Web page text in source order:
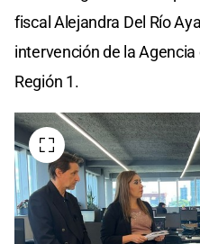
fiscal Alejandra Del Río
intervención de la
Región 1.